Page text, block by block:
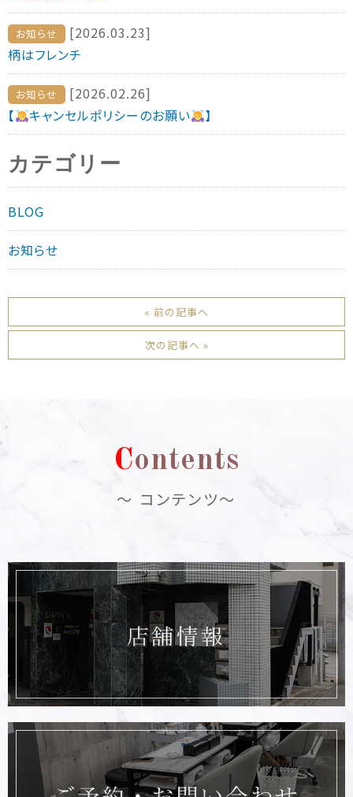
お知らせ
[2026.03.23]
柄はフレンチ
お知らせ
[2026.02.26]
【
キャンセルポリシーのお願い 】
カテゴリー
BLOG
お知らせ
« 前の記事へ
次の記事へ »
Contents
～ コンテンツ～